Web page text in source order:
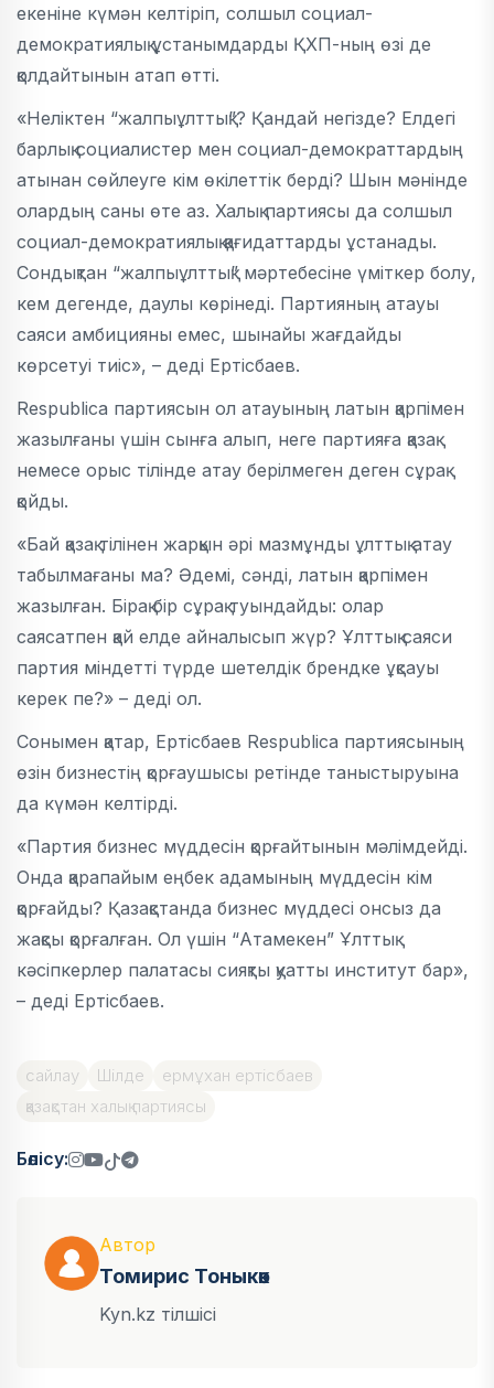
екеніне күмән келтіріп, солшыл социал-
демократиялық ұстанымдарды ҚХП-ның өзі де
қолдайтынын атап өтті.
«Неліктен “жалпыұлттық”? Қандай негізде? Елдегі
барлық социалистер мен социал-демократтардың
атынан сөйлеуге кім өкілеттік берді? Шын мәнінде
олардың саны өте аз. Халық партиясы да солшыл
социал-демократиялық қағидаттарды ұстанады.
Сондықтан “жалпыұлттық” мәртебесіне үміткер болу,
кем дегенде, даулы көрінеді. Партияның атауы
саяси амбицияны емес, шынайы жағдайды
көрсетуі тиіс», – деді Ертісбаев.
Respublica партиясын ол атауының латын қарпімен
жазылғаны үшін сынға алып, неге партияға қазақ
немесе орыс тілінде атау берілмеген деген сұрақ
қойды.
«Бай қазақ тілінен жарқын әрі мазмұнды ұлттық атау
табылмағаны ма? Әдемі, сәнді, латын қарпімен
жазылған. Бірақ бір сұрақ туындайды: олар
саясатпен қай елде айналысып жүр? Ұлттық саяси
партия міндетті түрде шетелдік брендке ұқсауы
керек пе?» – деді ол.
Сонымен қатар, Ертісбаев Respublica партиясының
өзін бизнестің қорғаушысы ретінде таныстыруына
да күмән келтірді.
«Партия бизнес мүддесін қорғайтынын мәлімдейді.
Онда қарапайым еңбек адамының мүддесін кім
қорғайды? Қазақстанда бизнес мүддесі онсыз да
жақсы қорғалған. Ол үшін “Атамекен” Ұлттық
кәсіпкерлер палатасы сияқты қуатты институт бар»,
– деді Ертісбаев.
сайлау Шілде
ермұхан ертісбаев
қазақстан халық партиясы
Бөлісу:
Автор
Томирис Тоныкөк
Kyn.kz тілшісі